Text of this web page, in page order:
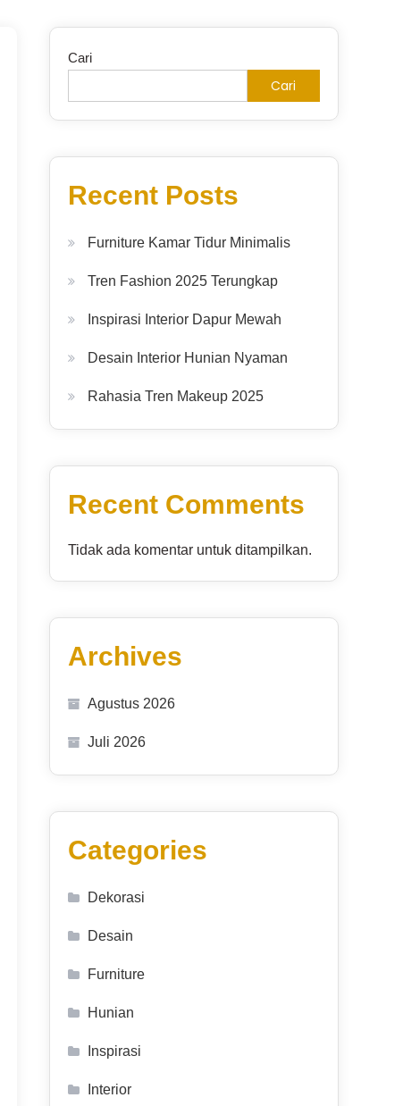
Cari
Cari
Recent Posts
Furniture Kamar Tidur Minimalis
Tren Fashion 2025 Terungkap
Inspirasi Interior Dapur Mewah
Desain Interior Hunian Nyaman
Rahasia Tren Makeup 2025
Recent Comments
Tidak ada komentar untuk ditampilkan.
Archives
Agustus 2026
Juli 2026
Categories
Dekorasi
Desain
Furniture
Hunian
Inspirasi
Interior